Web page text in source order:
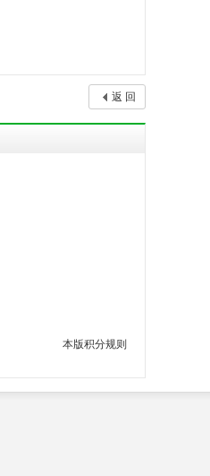
返 回
本版积分规则